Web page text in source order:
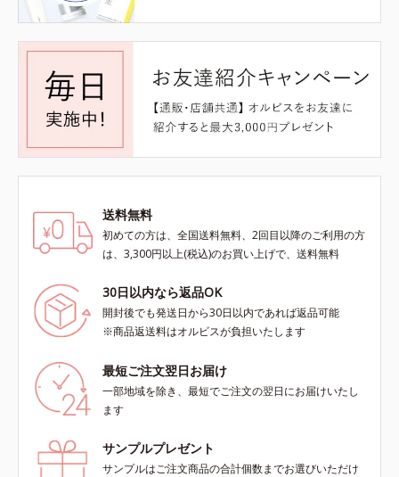
送料無料
初めての方は、全国送料無料、2回目以降のご利用の方
は、3,300円以上(税込)のお買い上げで、送料無料
30日以内なら返品OK
開封後でも発送日から30日以内であれば返品可能
※商品返送料はオルビスが負担いたします
最短ご注文翌日お届け
一部地域を除き、最短でご注文の翌日にお届けいたし
ます
サンプルプレゼント
サンプルはご注文商品の合計個数までお選びいただけ